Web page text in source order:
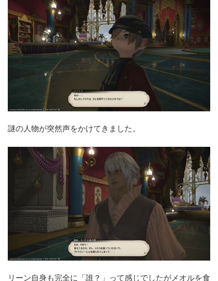
謎の人物が突然声をかけてきました。
リーン自身も完全に「誰？」って感じでしたがメオルを食